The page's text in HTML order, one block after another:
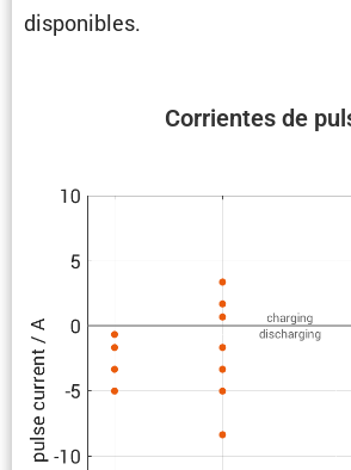
disponibles.
Corrientes de